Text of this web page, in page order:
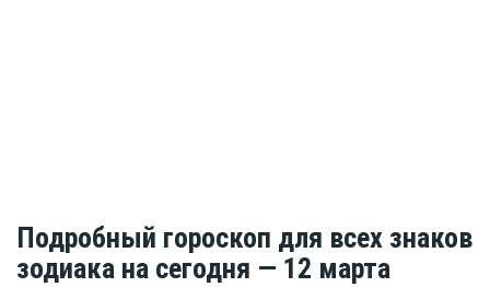
Подробный гороскоп для всех знаков
зодиака на сегодня — 12 марта